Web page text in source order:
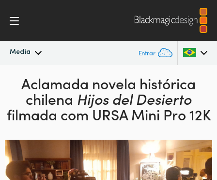
Media Entrar
Novidades
Arquivo
Argentina
Australia
Austria
Canada
Aclamada novela histórica
chilena Hijos del Desierto
filmada com URSA Mini Pro 12K